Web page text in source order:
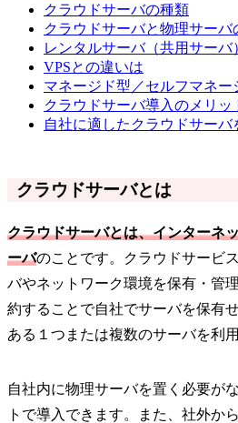
クラウドサーバの種類
クラウドサーバと物理サーバ
レンタルサーバ（共用サーバ
VPSとの違いは
マネージド型／セルフマネー
クラウドサーバ導入のメリ
自社に適したクラウドサーバ
クラウドサーバとは
クラウドサーバとは、インターネ
ーバのことです。クラウドサービ
バやネットワーク環境を保有・管
約することで自社でサーバを保有
ある１つまたは複数のサーバを利
自社内に物理サーバを置く必要が
トで導入できます。また、社外か